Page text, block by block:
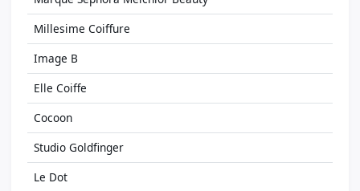
Millesime Coiffure
Image B
Elle Coiffe
Cocoon
Studio Goldfinger
Le Dot